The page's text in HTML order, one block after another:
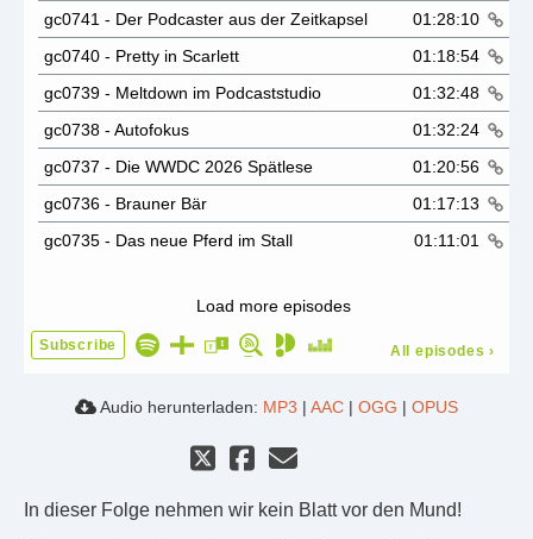
gc0741 - Der Podcaster aus der Zeitkapsel
01:28:10
gc0740 - Pretty in Scarlett
01:18:54
gc0739 - Meltdown im Podcaststudio
01:32:48
gc0738 - Autofokus
01:32:24
gc0737 - Die WWDC 2026 Spätlese
01:20:56
gc0736 - Brauner Bär
01:17:13
gc0735 - Das neue Pferd im Stall
01:11:01
Load more episodes
Subscribe All episodes ›
Audio herunterladen: MP3 | AAC | OGG | OPUS
In dieser Folge nehmen wir kein Blatt vor den Mund!